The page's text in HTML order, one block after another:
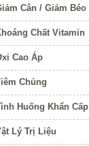
Cân / Giảm Béo
Chất Vitamin
Cao Áp
Chủng
Huống Khẩn Cấp
Lý Trị Liệu